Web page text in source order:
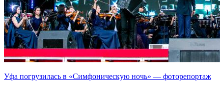
Уфа погрузилась в «Симфоническую ночь» — фоторепортаж